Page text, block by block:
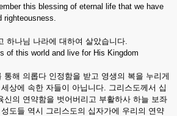
this blessing of eternal life that we have
righteousness.
나님 나라에 대하여 살았습니다.
of this world and live for His Kingdom
통해 의롭다 인정함을 받고 영생의 복을 누리게
상에 속한 자들이 아닙니다. 그리스도께서 십
신의 연약함을 벗어버리고 부활하사 하늘 보좌
도들 역시 그리스도의 십자가에 우리의 연약